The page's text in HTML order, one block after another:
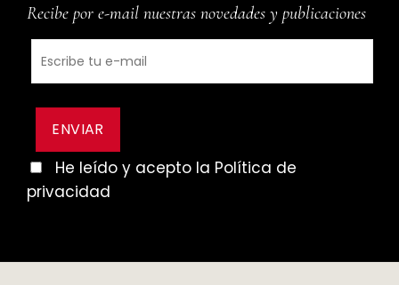
Recibe por e-mail nuestras novedades y publicaciones
He leído y acepto la Política de
privacidad